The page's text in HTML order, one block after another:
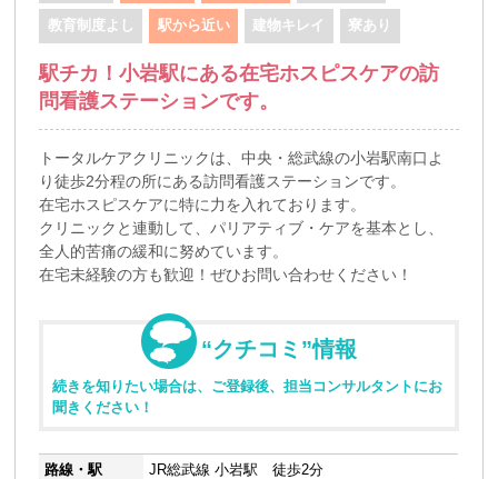
教育制度よし 駅から近い 建物キレイ 寮あり
駅チカ！小岩駅にある在宅ホスピスケアの訪
問看護ステーションです。
トータルケアクリニックは、中央・総武線の小岩駅南口よ
り徒歩2分程の所にある訪問看護ステーションです。
在宅ホスピスケアに特に力を入れております。
クリニックと連動して、パリアティブ・ケアを基本とし、
全人的苦痛の緩和に努めています。
在宅未経験の方も歓迎！ぜひお問い合わせください！
“クチコミ”情報
続きを知りたい場合は、ご登録後、担当コンサルタントにお
聞きください！
路線・駅
JR総武線 小岩駅 徒歩2分